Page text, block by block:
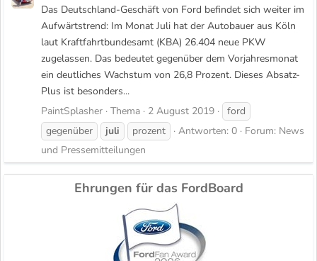
Das Deutschland-Geschäft von Ford befindet sich weiter im
Aufwärtstrend: Im Monat Juli hat der Autobauer aus Köln
laut Kraftfahrtbundesamt (KBA) 26.404 neue PKW
zugelassen. Das bedeutet gegenüber dem Vorjahresmonat
ein deutliches Wachstum von 26,8 Prozent. Dieses Absatz-
Plus ist besonders...
PaintSplasher Thema 2 August 2019
ford
gegenüber
juli prozent Antworten: 0 Forum: News
und Pressemitteilungen
Ehrungen für das FordBoard